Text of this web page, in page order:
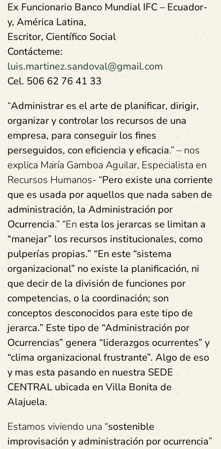
Ex Funcionario Banco Mundial IFC – Ecuador-
y, América Latina,
Escritor, Científico Social
Contácteme:
luis.martinez.sandoval@gmail.com
Cel. 506 62 76 41 33
“Administrar es el arte de planificar, dirigir,
organizar y controlar los recursos de una
empresa, para conseguir los fines
perseguidos, con eficiencia y eficacia.” – nos
explica María Gamboa Aguilar, Especialista en
Recursos Humanos- “Pero existe una corriente
que es usada por aquellos que nada saben de
administración, la Administración por
Ocurrencia.” “En esta los jerarcas se limitan a
“manejar” los recursos institucionales, como
pulperías propias.” “En este “sistema
organizacional” no existe la planificación, ni
que decir de la división de funciones por
competencias, o la coordinación; son
conceptos desconocidos para este tipo de
jerarca.” Este tipo de “Administración por
Ocurrencias” genera “liderazgos ocurrentes” y
“clima organizacional frustrante”. Algo de eso
y mas esta pasando en nuestra SEDE
CENTRAL ubicada en Villa Bonita de
Alajuela.
Estamos viviendo una “sostenible
improvisación y administración por ocurrencia”